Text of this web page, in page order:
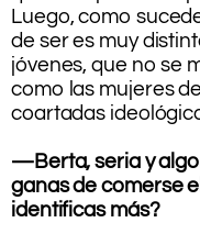
Luego, como
de ser es muy
jóvenes, que no se
como las mujeres
coartadas
—Berta, seria y algo
ganas de comerse
identificas más?